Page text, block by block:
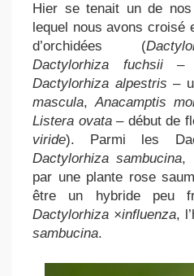
Hier se tenait un de
lequel nous avons croisé
d’orchidées (
Dactylorhiza fuchsii–
Dactylorhiza alpestris –
mascula, Anacamptis
Listera ovata– début de
viride). Parmi les
Dactylorhizasambucina,
par une plante rose
être un hybride peu
Dactylorhiza ×influenza,
sambucina.